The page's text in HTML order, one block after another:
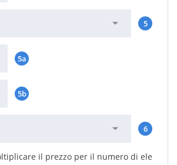
5
5a
5b
6
il prezzo per il numero di ele